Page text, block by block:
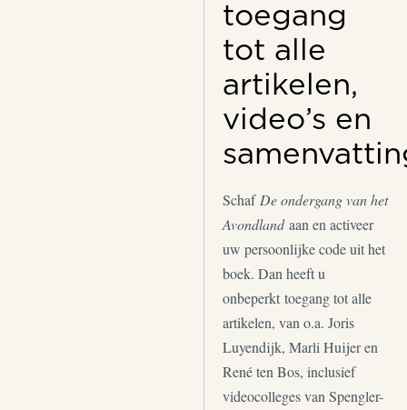
toegang
tot alle
artikelen,
video’s en
Schaf De ondergang van het
Avondlandaan en activeer
uw persoonlijke code uit het
boek. Dan heeft u
onbeperkt toegang tot alle
artikelen, van o.a. Joris
Luyendijk, Marli Huijer en
René ten Bos, inclusief
videocolleges van Spengler-